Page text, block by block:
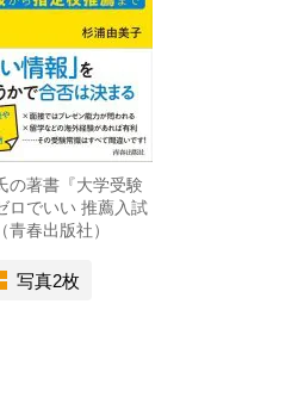
の著書『大学受験
ロでいい 推薦入試
春出版社）
写真2枚